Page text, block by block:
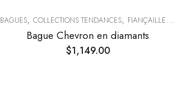
BAGUES, COLLECTIONS TENDANCES, FIANÇAILLES & ALLIANCES
Bague Chevron en diamants
$1,149.00